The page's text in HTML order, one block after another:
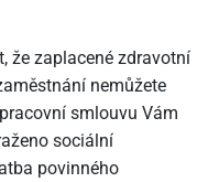
že zaplacené zdravotní
nemůžete
smlouvu Vám
sociální
povinného